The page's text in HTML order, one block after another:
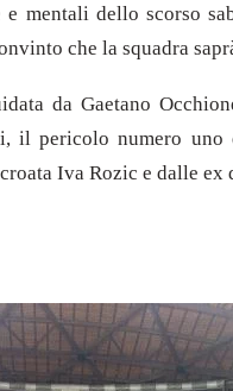
mentali dello scorso
che la squadra
da Gaetano
il pericolo numero
Iva Rozic e dalle ex